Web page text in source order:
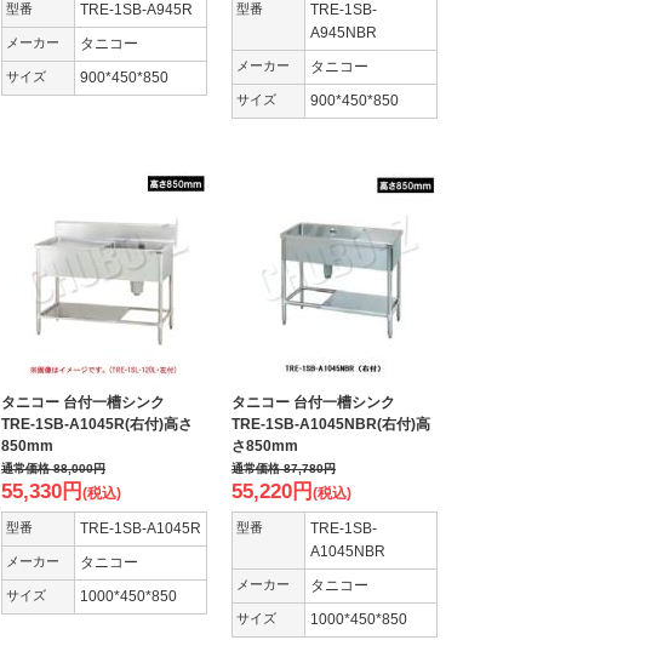
型番 TRE-1SB-A945R
メーカー タニコー
サイズ 900*450*850
型番
TRE-1SB-
A945NBR
メーカー タニコー
サイズ 900*450*850
タニコー 台付一槽シンク
TRE-1SB-A1045R(右付)高さ
850mm
通常価格88,000円
55,330円 (税込)
型番 TRE-1SB-A1045R
メーカー タニコー
サイズ 1000*450*850
タニコー 台付一槽シンク
TRE-1SB-A1045NBR(右付)高
さ850mm
通常価格87,780円
55,220円 (税込)
型番
TRE-1SB-
A1045NBR
メーカー タニコー
サイズ 1000*450*850